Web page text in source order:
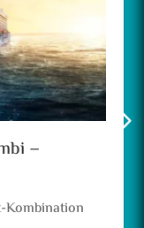
–
Kombination